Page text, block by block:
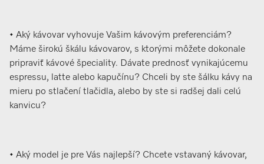
• Aký kávovar vyhovuje Vašim kávovým preferenciám?
Máme širokú škálu kávovarov, s ktorými môžete dokonale
pripraviť kávové špeciality. Dávate prednosť vynikajúcemu
espressu, latte alebo kapučínu? Chceli by ste šálku kávy na
mieru po stlačení tlačidla, alebo by ste si radšej dali celú
kanvicu?
• Aký model je pre Vás najlepší? Chcete vstavaný kávovar,